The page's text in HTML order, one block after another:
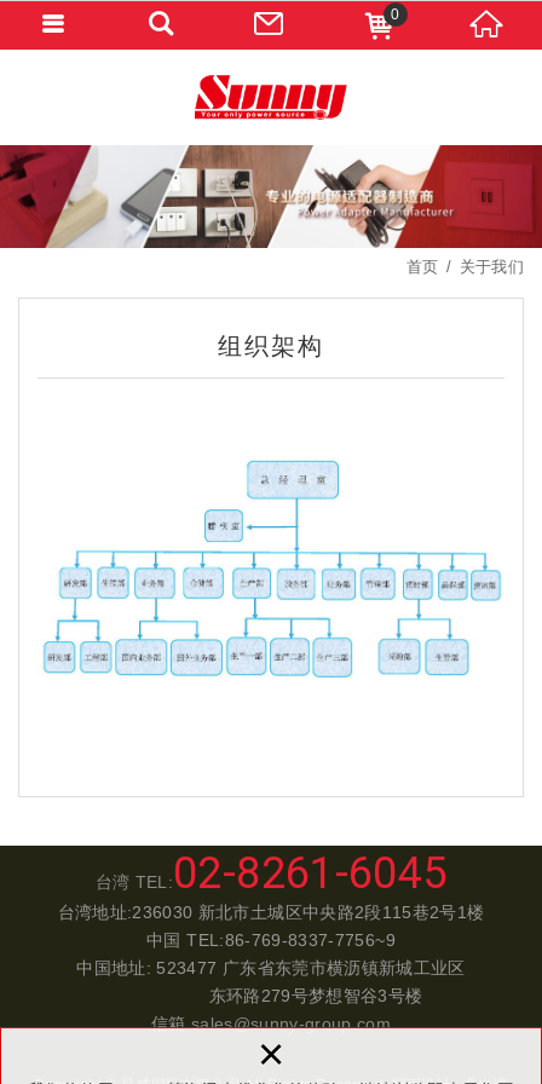
×
首页 关于我们
组织架构
台湾 TEL:02-8261-6045
台湾地址:236030 新北市土城区中央路2段115巷2号1楼
中国 TEL:86-769-8337-7756~9
中国地址: 523477 广东省东莞市横沥镇新城工业区
东环路279号梦想智谷3号楼
信箱 sales@sunny-group.com
0